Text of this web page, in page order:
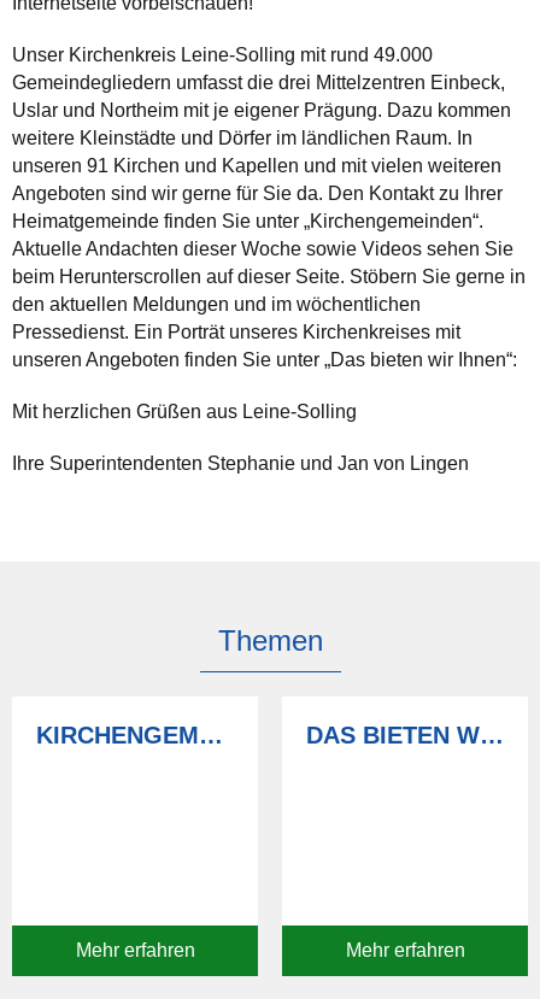
Unser Kirchenkreis Leine-Solling mit rund 49.000
Gemeindegliedern umfasst die drei Mittelzentren Einbeck,
Uslar und Northeim mit je eigener Prägung. Dazu kommen
weitere Kleinstädte und Dörfer im ländlichen Raum. In
unseren 91 Kirchen und Kapellen und mit vielen weiteren
Angeboten sind wir gerne für Sie da. Den Kontakt zu Ihrer
Heimatgemeinde finden Sie unter „Kirchengemeinden“.
Aktuelle Andachten dieser Woche sowie Videos sehen Sie
beim Herunterscrollen auf dieser Seite. Stöbern Sie gerne in
den aktuellen Meldungen und im wöchentlichen
Pressedienst. Ein Porträt unseres Kirchenkreises mit
unseren Angeboten finden Sie unter „Das bieten wir Ihnen“:
Mit herzlichen Grüßen aus Leine-Solling
Ihre Superintendenten Stephanie und Jan von Lingen
Themen
KIRCHENGEMEINDEN
Mehr erfahren
DAS BIETEN WIR IHNEN
Mehr erfahren